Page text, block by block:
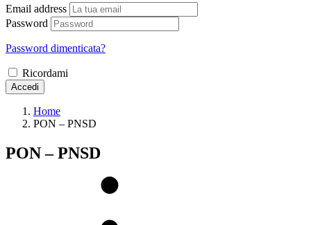
Email address
Password
Password dimenticata?
Ricordami
Accedi
Home
PON – PNSD
PON – PNSD